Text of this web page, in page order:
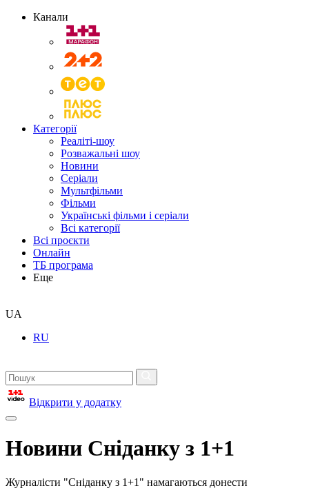
Канали
Категорії
Реаліті-шоу
Розважальні шоу
Новини
Серіали
Мультфільми
Фільми
Українські фільми і серіали
Всі категорії
Всі проєкти
Онлайн
ТБ програма
Еще
UA
RU
Відкрити у додатку
Новини Сніданку з 1+1
Журналісти "Сніданку з 1+1" намагаються донести